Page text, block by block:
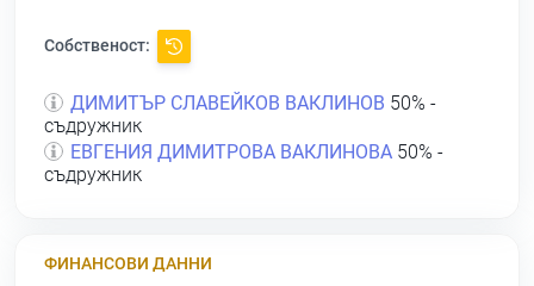
Собственост:
ДИМИТЪР СЛАВЕЙКОВ ВАКЛИНОВ 50% -
съдружник
ЕВГЕНИЯ ДИМИТРОВА ВАКЛИНОВА 50% -
съдружник
ФИНАНСОВИ ДАННИ